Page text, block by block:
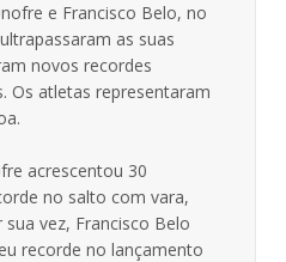
e Francisco Belo, no
as suas
novos recordes
Os atletas representaram
acrescentou 30
no salto com vara,
vez, Francisco Belo
recorde no lançamento